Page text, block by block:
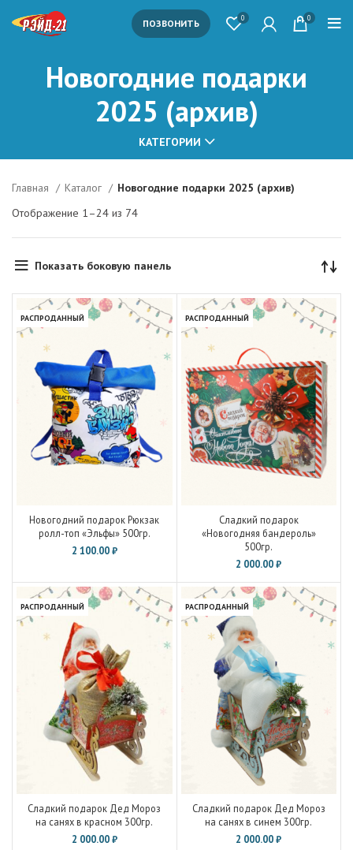
ПОЗВОНИТЬ 0 0
Новогодние подарки
2025 (архив)
КАТЕГОРИИ
Главная Каталог
Новогодние подарки 2025 (архив)
Отображение 1–24 из 74
Показать боковую панель
РАСПРОДАННЫЙ
Новогодний подарок Рюкзак
ролл-топ «Эльфы» 500гр.
2 100.00₽
РАСПРОДАННЫЙ
Сладкий подарок
«Новогодняя бандероль»
500гр.
2 000.00₽
РАСПРОДАННЫЙ
Сладкий подарок Дед Мороз
на санях в красном 300гр.
2 000.00₽
РАСПРОДАННЫЙ
Сладкий подарок Дед Мороз
на санях в синем 300гр.
2 000.00₽